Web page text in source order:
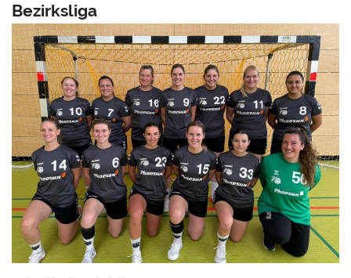
Bezirksliga